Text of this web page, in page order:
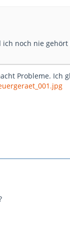
noch nie
Probleme. Ich